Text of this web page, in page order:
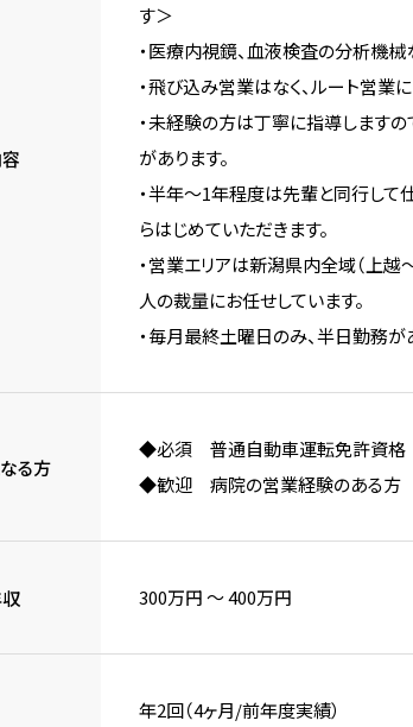
す＞
・医療内視鏡、血液検査の分析機
・飛び込み営業はなく、ルート営業に
・未経験の方は丁寧に指導します
があります。
・半年～1年程度は先輩と同行して
らはじめていただきます。
・営業エリアは新潟県内全域（上越
人の裁量にお任せしています。
・毎月最終土曜日のみ、半日勤務が
る方
◆必須 普通自動車運転免許資格
◆歓迎 病院の営業経験のある方
300万円 〜 400万円
年2回（4ヶ月/前年度実績）